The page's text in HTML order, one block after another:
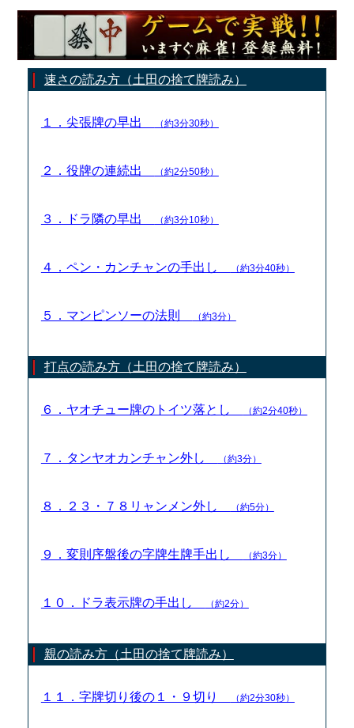
速さの読み方（土田の捨て牌読み）
１．尖張牌の早出 （約3分30秒）
２．役牌の連続出 （約2分50秒）
３．ドラ隣の早出 （約3分10秒）
４．ペン・カンチャンの手出し （約3分40秒）
５．マンピンソーの法則 （約3分）
打点の読み方（土田の捨て牌読み）
６．ヤオチュー牌のトイツ落とし （約2分40秒）
７．タンヤオカンチャン外し （約3分）
８．２３・７８リャンメン外し （約5分）
９．変則序盤後の字牌生牌手出し （約3分）
１０．ドラ表示牌の手出し （約2分）
親の読み方（土田の捨て牌読み）
１１．字牌切り後の１・９切り （約2分30秒）